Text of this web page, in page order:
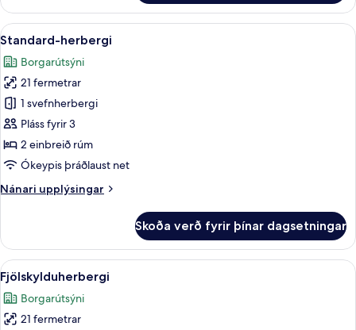
herbergi
með
tvíbreiðu
Skoða
allar
myndir
fyrir
Standard-
herbergi
Rúmföt af bestu gerð, dúnsængur,
7
Standard-herbergi
Borgarútsýni
21 fermetrar
1 svefnherbergi
Pláss fyrir 3
2 einbreið rúm
Ókeypis þráðlaust net
Nánari upplýsingar
Nánari
herbergi
Skoða verð fyrir þínar dagsetningar
Skoða
allar
myndir
fyrir
Rúmföt af bestu gerð, dúnsængur,
6
Fjölskylduherbergi
Borgarútsýni
21 fermetrar